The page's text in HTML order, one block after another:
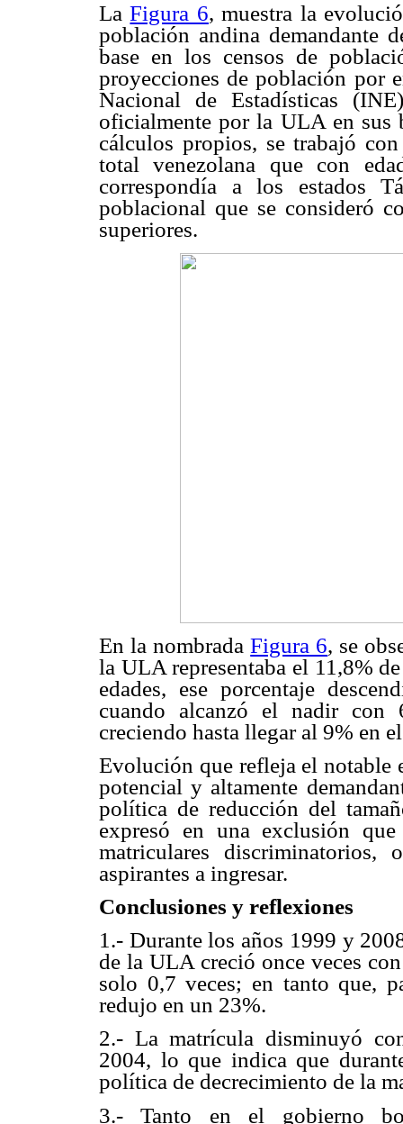
LaFigura 6, muestra la
población andina demandante
base en los censos de
proyecciones de población por
Nacional de Estadísticas
oficialmente por la ULA en sus
cálculos propios, se trabajó
total venezolana que con
correspondía a los estados
poblacional que se consideró
superiores.
En la nombradaFigura 6, se
la ULA representaba el 11,8%
edades, ese porcentaje
cuando alcanzó el nadir con
creciendo hasta llegar al 9% en
Evolución que refleja el notable
potencial y altamente
política de reducción del
expresó en una exclusión
matriculares
aspirantes a ingresar.
Conclusiones y reflexiones
1.- Durante los años 1999 y
de la ULA creció once veces
solo 0,7 veces; en tanto que,
redujo en un 23%.
2.- La matrícula disminuyó
2004, lo que indica que
política de decrecimiento de la
3.- Tanto en el gobierno